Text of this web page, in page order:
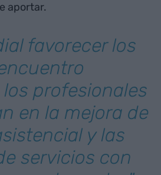
aportar.
favorecer los
profesionales
en la mejora de
y las
servicios con